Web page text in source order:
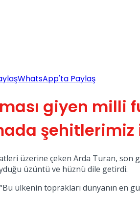
WhatsApp'ta Paylaş
giyen milli
üzerine çeken Arda Turan, son
üzüntü ve hüznü dile getirdi.
ülkenin toprakları dünyanın en